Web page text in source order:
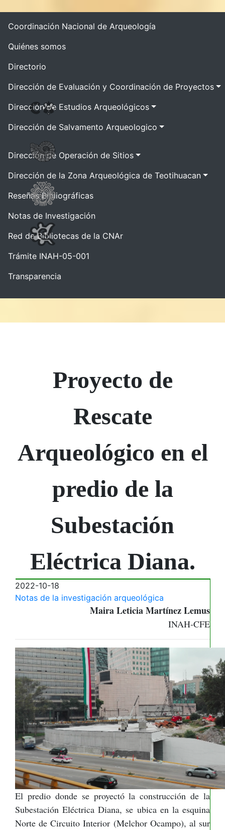
Coordinación Nacional de Arqueología
Quiénes somos
Directorio
Dirección de Evaluación y Coordinación de Proyectos
Dirección de Estudios Arqueológicos
Dirección de Salvamento Arqueologico
Dirección de Operación de Sitios
Dirección de la Zona Arqueológica de Teotihuacan
Reseñas Bibliográficas
Notas de Investigación
Red de Bibliotecas de la CNAr
Trámite INAH-05-001
Transparencia
Proyecto de
Rescate
Arqueológico en el
predio de la
Subestación
Eléctrica Diana.
2022-10-18
Notas de la investigación arqueológica
Maira Leticia Martínez Lemus
INAH-CFE
El predio donde se proyectó la construcción de la
Subestación Eléctrica Diana, se ubica en la esquina
Norte de Circuito Interior (Melchor Ocampo), al sur